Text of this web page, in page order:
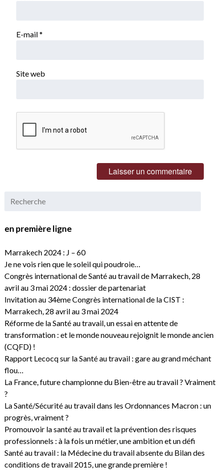
E-mail*
Site web
en première ligne
Marrakech 2024 : J – 60
Je ne vois rien que le soleil qui poudroie…
Congrès international de Santé au travail de Marrakech, 28
avril au 3 mai 2024 : dossier de partenariat
Invitation au 34ème Congrès international de la CIST :
Marrakech, 28 avril au 3 mai 2024
Réforme de la Santé au travail, un essai en attente de
transformation : et le monde nouveau rejoignit le monde ancien
(CQFD) !
Rapport Lecocq sur la Santé au travail : gare au grand méchant
flou…
La France, future championne du Bien-être au travail ? Vraiment
?
La Santé/Sécurité au travail dans les Ordonnances Macron : un
progrès, vraiment ?
Promouvoir la santé au travail et la prévention des risques
professionnels : à la fois un métier, une ambition et un défi
Santé au travail : la Médecine du travail absente du Bilan des
conditions de travail 2015, une grande première !